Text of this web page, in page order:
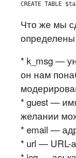
CREATE
Что же мы
* k_msg —
он нам
* guest —
желании
* email —
* url — URL-